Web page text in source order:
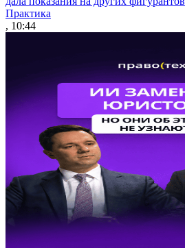
Практика
, 10:44